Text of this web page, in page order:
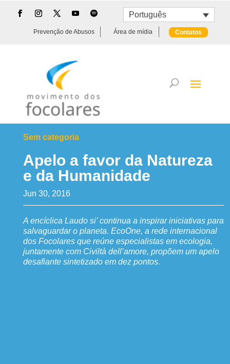
Português
Prevenção de Abusos Área de mídia Contatos
Sem categoria
Apelo a favor da Natureza
e da Humanidade
Jun 30, 2016
A encíclica Laudo si’ continua a inspirar iniciativas para
salvaguardar o planeta. EcoOne, a rede internacional
dos Focolares que reúne especialistas em ecologia,
juntamente com Civiltà dell’amore, propõem um apelo
desafiante sintetizado em dez pontos.